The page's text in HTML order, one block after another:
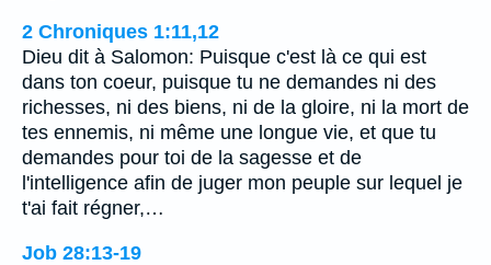
2 Chroniques 1:11,12
Dieu dit à Salomon: Puisque c'est là ce qui est
dans ton coeur, puisque tu ne demandes ni des
richesses, ni des biens, ni de la gloire, ni la mort de
tes ennemis, ni même une longue vie, et que tu
demandes pour toi de la sagesse et de
l'intelligence afin de juger mon peuple sur lequel je
t'ai fait régner,…
Job 28:13-19